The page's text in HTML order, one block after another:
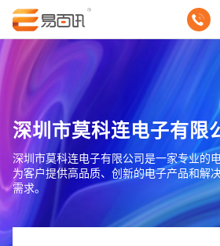
深圳市莫科连电子有限
深圳市莫科连电子有限公司是一家专业的
为客户提供高品质、创新的电子产品和解
需求。